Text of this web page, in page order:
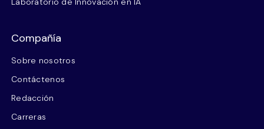
Compañía
Sobre nosotros
Contáctenos
Redacción
Carreras